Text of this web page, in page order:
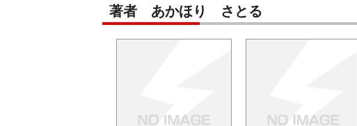
著者 あかほり さとる